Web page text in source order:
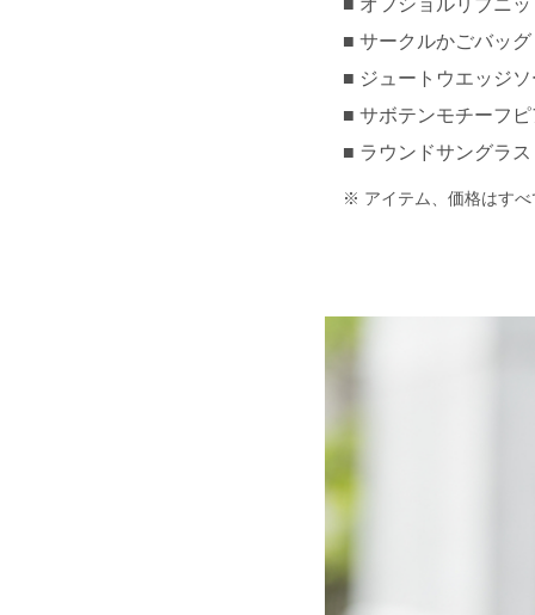
オフショルリブニ
サークルかごバッ
ジュートウエッジ
サボテンモチーフ
ラウンドサングラ
アイテム、価格はす